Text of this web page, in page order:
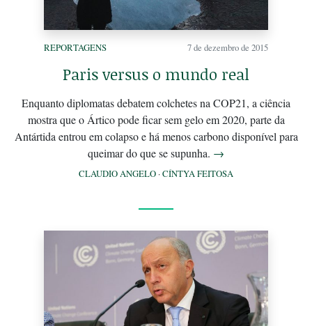
REPORTAGENS 7 de dezembro de 2015
Paris versus o mundo real
Enquanto diplomatas debatem colchetes na COP21, a ciência
mostra que o Ártico pode ficar sem gelo em 2020, parte da
Antártida entrou em colapso e há menos carbono disponível para
queimar do que se supunha. →
CLAUDIO ANGELO ·CÍNTYA FEITOSA